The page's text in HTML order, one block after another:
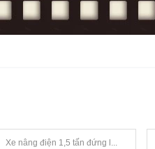
Xe nâng điện 1,5 tấn đứng l...